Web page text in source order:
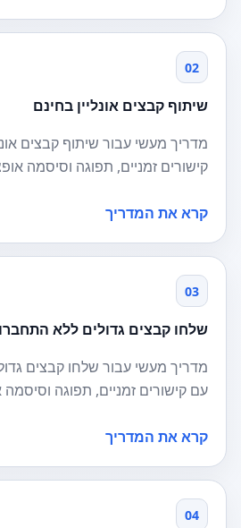
02
שיתוף קבצים אונליין בחינם
מדריך מעשי עבור שיתוף קבצים
קישורים זמניים, תפוגה וסיסמה
קרא את המדריך
03
שלחו קבצים גדולים ללא
מדריך מעשי עבור שלחו קבצים
עם קישורים זמניים, תפוגה וסיסמה
קרא את המדריך
04